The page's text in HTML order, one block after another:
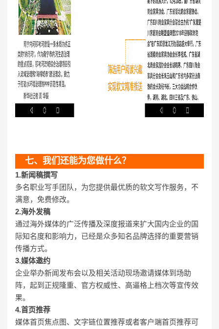
七、我们还能为您做什么？
1.新闻稿撰写
多名职业写手团队，为您提供最优质的软文写作服务，不
满意，免费修改。
2.海外发稿
通过海外媒体的广泛传播及深度报道来扩大国内企业的国
际知名度和影响力，已经是众多知名品牌选择的重要营销
传播方式。
3.媒体邀约
企业举办新闻发布会以及相关活动现场邀请媒体到场助
阵，起到正规隆重、官方权威性、高逼格上档次等宣传效
果。
4.首页推荐
媒体首页焦点图、文字链位置推荐或者客户端首页推荐可